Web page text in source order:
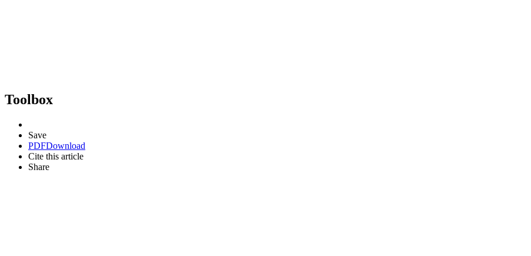
Toolbox
Save
PDFDownload
Cite this article
Share